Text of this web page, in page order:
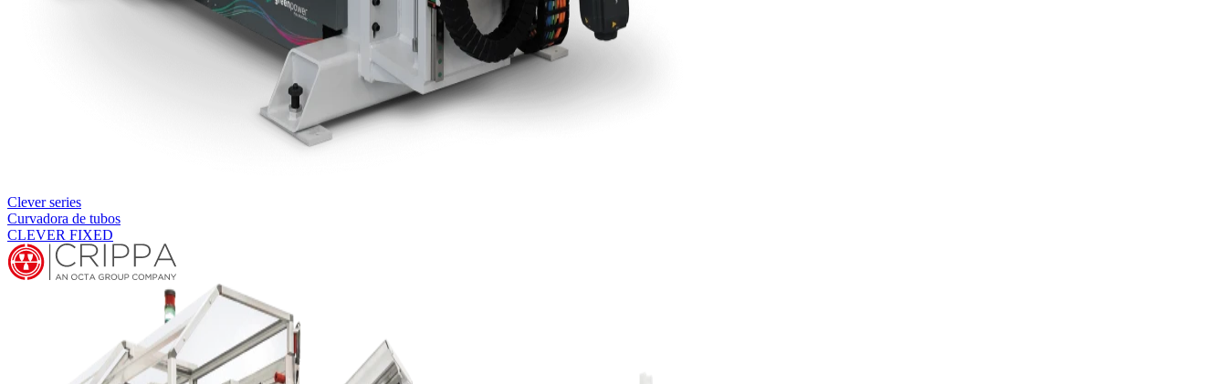
Clever series
Curvadora de tubos
CLEVER FIXED